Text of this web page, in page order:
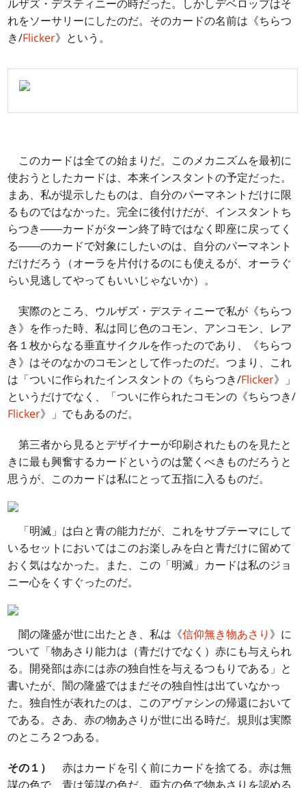
ルザズ・デスティニーの時だった。しかしデベロップはそ
れをソーサリーにしたのだ。そのカードの名前は《ちらつ
き/Flicker》という。
このカードは全ての始まりだ。このメカニズムを最初に
使おうとしたカードは、本来インスタントの予定だった。
まあ、私が提示したものは、自分のパーマネントだけに限
るものではなかった。完全に後付けだが、インスタントち
らつき――カードがターン終了時ではなく即座に戻ってく
る――のカードで対象にしたいのは、自分のパーマネント
だけだろう（オーラを片付けるのにも使えるが、オーラぐ
らい見逃してやってもいいじゃないか）。
実際のところ、ウルザズ・デスティニーで私が《ちらつ
き》を作った時、私は同じ色のコモン、アンコモン、レア
各１枚からなる垂直サイクルを作ったのであり、《ちらつ
き》はそのなかのコモンとして作ったのだ。つまり、これ
は「ついに作られたインスタントの《ちらつき/Flicker》」
というだけでなく、「ついに作られたコモンの《ちらつき/
Flicker》」でもあるのだ。
第三者から見るとデザイナーが印刷されたものを見たと
きに最も興奮するカードというのは驚くべきものだろうと
思うが、このカードは私にとって五指に入るものだ。
「明滅」は白と青の能力だが、これをサブテーマにして
いるセットにおいてはこのお楽しみを白と青だけに留めて
おく気はなかった。また、この「明滅」カードは私のジョ
ニー心をくすぐったのだ。
闇の隆盛が世に出たとき、私は《信仰無き物あさり 》に
ついて「物あさり能力は（青だけでなく）赤にも与えられ
る。開発部は赤には赤の独自性を与えるつもりである」と
書いたが、闇の隆盛ではまだその独自性は出ていなかっ
た。独自性が表れたのは、このアヴァシンの帰還において
である。さあ、赤の物あさりが世に出る時だ。規則は実際
のところ２つある。
その１）
赤はカードを引く前にカードを捨てる。赤は無
謀の色で、青は策謀の色だ。両方の色で物あさりを認める